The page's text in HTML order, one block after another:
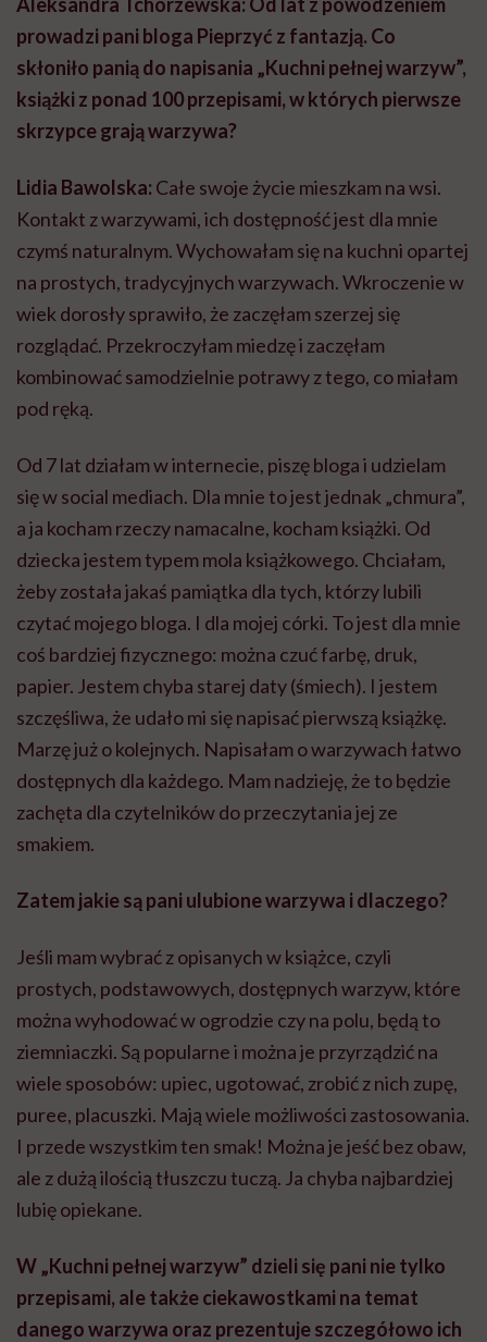
prowadzi pani bloga Pieprzyć z fantazją. Co
skłoniło panią do napisania „Kuchni pełnej warzyw”,
książki z ponad 100 przepisami, w których pierwsze
skrzypce grają warzywa?
Lidia Bawolska: Całe swoje życie mieszkam na wsi.
Kontakt z warzywami, ich dostępność jest dla mnie
czymś naturalnym. Wychowałam się na kuchni opartej
na prostych, tradycyjnych warzywach. Wkroczenie w
wiek dorosły sprawiło, że zaczęłam szerzej się
rozglądać. Przekroczyłam miedzę i zaczęłam
kombinować samodzielnie potrawy z tego, co miałam
pod ręką.
Od 7 lat działam w internecie, piszę bloga i udzielam
się w social mediach. Dla mnie to jest jednak „chmura”,
a ja kocham rzeczy namacalne, kocham książki. Od
dziecka jestem typem mola książkowego. Chciałam,
żeby została jakaś pamiątka dla tych, którzy lubili
czytać mojego bloga. I dla mojej córki. To jest dla mnie
coś bardziej fizycznego: można czuć farbę, druk,
papier. Jestem chyba starej daty (śmiech). I jestem
szczęśliwa, że udało mi się napisać pierwszą książkę.
Marzę już o kolejnych. Napisałam o warzywach łatwo
dostępnych dla każdego. Mam nadzieję, że to będzie
zachęta dla czytelników do przeczytania jej ze
smakiem.
Zatem jakie są pani ulubione warzywa i dlaczego?
Jeśli mam wybrać z opisanych w książce, czyli
prostych, podstawowych, dostępnych warzyw, które
można wyhodować w ogrodzie czy na polu, będą to
ziemniaczki. Są popularne i można je przyrządzić na
wiele sposobów: upiec, ugotować, zrobić z nich zupę,
puree, placuszki. Mają wiele możliwości zastosowania.
I przede wszystkim ten smak! Można je jeść bez obaw,
ale z dużą ilością tłuszczu tuczą. Ja chyba najbardziej
lubię opiekane.
W „Kuchni pełnej warzyw” dzieli się pani nie tylko
przepisami, ale także ciekawostkami na temat
danego warzywa oraz prezentuje szczegółowo ich